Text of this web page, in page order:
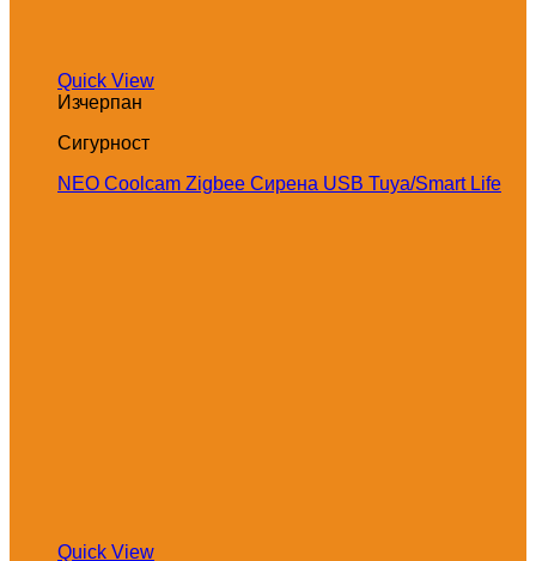
Quick View
Изчерпан
Сигурност
NEO Coolcam Zigbee Сирена USB Tuya/Smart Life
Quick View